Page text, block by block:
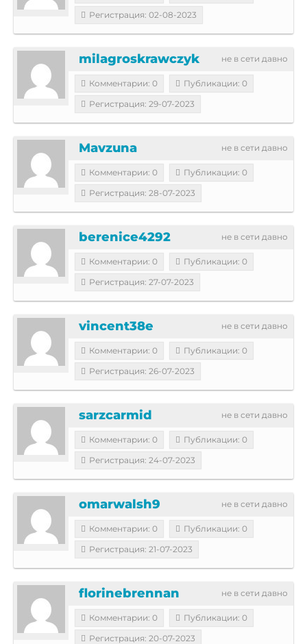
Регистрация: 02-08-2023
не в сети давно
milagroskrawczyk
Комментарии: 0
Публикации: 0
Регистрация: 29-07-2023
не в сети давно
Mavzuna
Комментарии: 0
Публикации: 0
Регистрация: 28-07-2023
не в сети давно
berenice4292
Комментарии: 0
Публикации: 0
Регистрация: 27-07-2023
не в сети давно
vincent38e
Комментарии: 0
Публикации: 0
Регистрация: 26-07-2023
не в сети давно
sarzcarmid
Комментарии: 0
Публикации: 0
Регистрация: 24-07-2023
не в сети давно
omarwalsh9
Комментарии: 0
Публикации: 0
Регистрация: 21-07-2023
не в сети давно
florinebrennan
Комментарии: 0
Публикации: 0
Регистрация: 20-07-2023